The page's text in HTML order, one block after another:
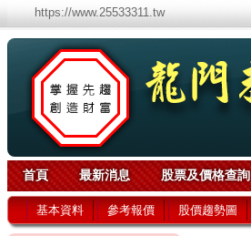
https://www.25533311.tw
首頁 最新消息 股票及價格查詢
基本資料 參考報價 股價趨勢圖